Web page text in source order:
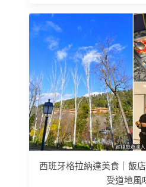
西班牙格拉納達美食｜飯
受道地風